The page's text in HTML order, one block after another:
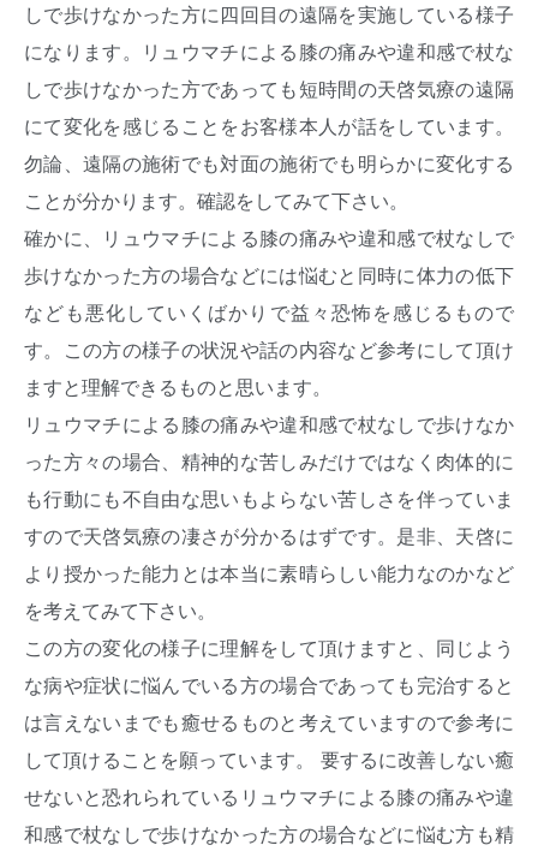
しで歩けなかった方に四回目の遠隔を実施している様子
になります。リュウマチによる膝の痛みや違和感で杖な
しで歩けなかった方であっても短時間の天啓気療の遠隔
にて変化を感じることをお客様本人が話をしています。
勿論、遠隔の施術でも対面の施術でも明らかに変化する
ことが分かります。確認をしてみて下さい。
確かに、リュウマチによる膝の痛みや違和感で杖なしで
歩けなかった方の場合などには悩むと同時に体力の低下
なども悪化していくばかりで益々恐怖を感じるもので
す。この方の様子の状況や話の内容など参考にして頂け
ますと理解できるものと思います。
リュウマチによる膝の痛みや違和感で杖なしで歩けなか
った方々の場合、精神的な苦しみだけではなく肉体的に
も行動にも不自由な思いもよらない苦しさを伴っていま
すので天啓気療の凄さが分かるはずです。是非、天啓に
より授かった能力とは本当に素晴らしい能力なのかなど
を考えてみて下さい。
この方の変化の様子に理解をして頂けますと、同じよう
な病や症状に悩んでいる方の場合であっても完治すると
は言えないまでも癒せるものと考えていますので参考に
して頂けることを願っています。
要するに改善しない癒
せないと恐れられているリュウマチによる膝の痛みや違
和感で杖なしで歩けなかった方の場合などに悩む方も精